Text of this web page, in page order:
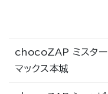
chocoZAP ミスター
マックス本城